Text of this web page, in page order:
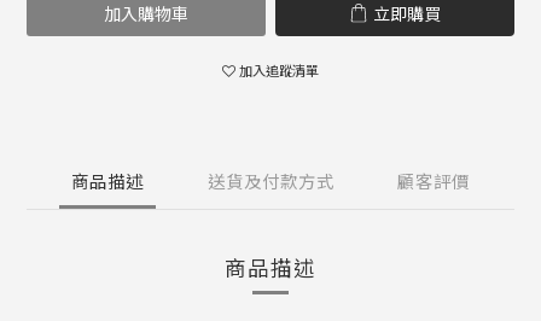
加入購物車 立即購買
加入追蹤清單
商品描述 送貨及付款方式 顧客評價
商品描述